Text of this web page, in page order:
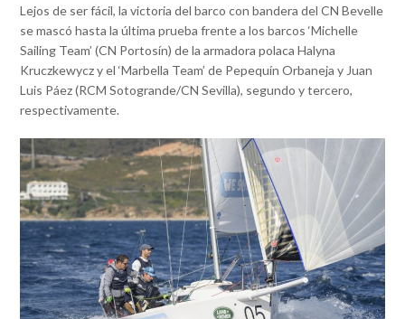
Lejos de ser fácil, la victoria del barco con bandera del CN Bevelle
se mascó hasta la última prueba frente a los barcos ‘Michelle
Sailing Team’ (CN Portosín) de la armadora polaca Halyna
Kruczkewycz y el ‘Marbella Team’ de Pepequín Orbaneja y Juan
Luis Páez (RCM Sotogrande/CN Sevilla), segundo y tercero,
respectivamente.